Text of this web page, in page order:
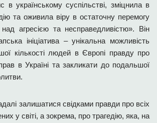
в українському суспільстві, зміцнила в
та оживила віру в остаточну перемогу
агресією та несправедливістю». Він
ініціатива – унікальна можливість
кількості людей в Європі правду про
в Україні та закликати до подальшої
залишатися свідками правди про всіх
у світі, а зокрема, про трагедію, яка, на